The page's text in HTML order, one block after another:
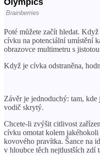
Poté můžete začít hledat.
cívku na potenciální umístění
obrazovce multimetru s
Když je cívka odstraněna,
Závěr je jednoduchý: tam,
vodič skrytý.
Chcete-li zvýšit citlivost
cívku omotat kolem
kovového pravítka. Šance na
v hloubce těch nejtlustších zdí